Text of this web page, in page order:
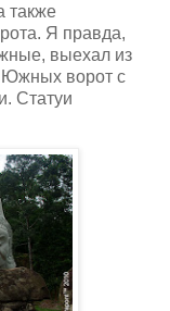
также
Я правда,
выехал из
Южных ворот с
Статуи